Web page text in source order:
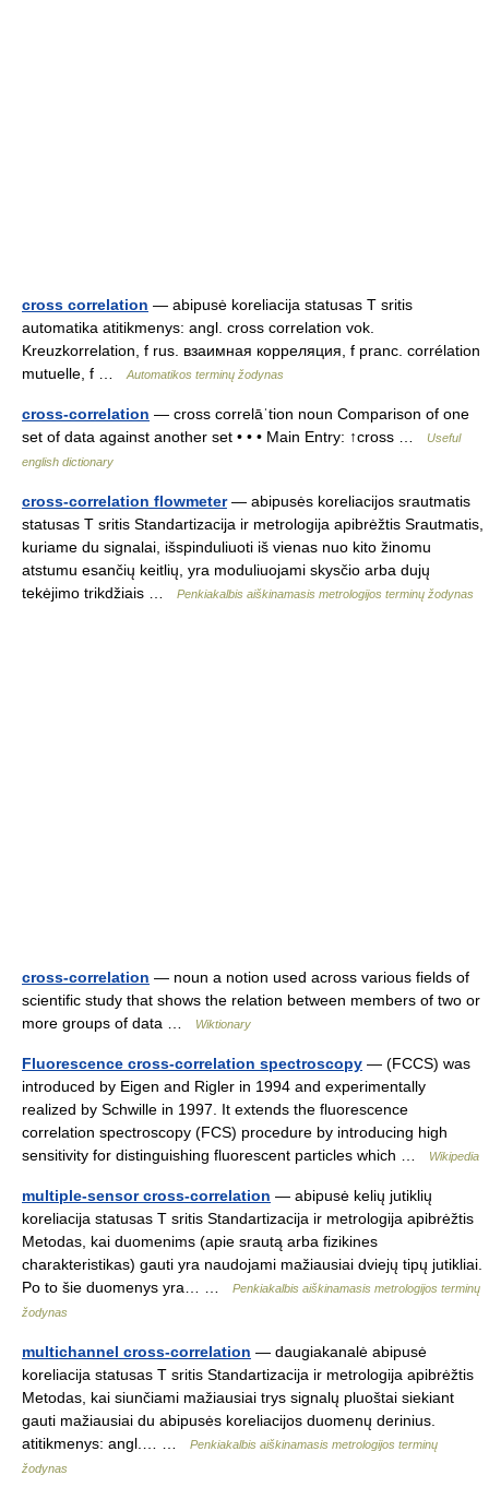
cross correlation — abipusė koreliacija statusas T sritis
automatika atitikmenys: angl. cross correlation vok.
Kreuzkorrelation, f rus. взаимная корреляция, f pranc. corrélation
mutuelle, f …
Automatikos terminų žodynas
cross-correlation — cross correlāˈtion noun Comparison of one
set of data against another set • • • Main Entry: ↑cross …
Useful
english dictionary
cross-correlation flowmeter— abipusės koreliacijos srautmatis
statusas T sritis Standartizacija ir metrologija apibrėžtis Srautmatis,
kuriame du signalai, išspinduliuoti iš vienas nuo kito žinomu
atstumu esančių keitlių, yra moduliuojami skysčio arba dujų
tekėjimo trikdžiais …
Penkiakalbis aiškinamasis metrologijos terminų žodynas
cross-correlation — noun a notion used across various fields of
scientific study that shows the relation between members of two or
more groups of data …
Wiktionary
Fluorescence cross-correlation spectroscopy — (FCCS) was
introduced by Eigen and Rigler in 1994 and experimentally
realized by Schwille in 1997. It extends the fluorescence
correlation spectroscopy (FCS) procedure by introducing high
sensitivity for distinguishing fluorescent particles which …
Wikipedia
multiple-sensor cross-correlation — abipusė kelių jutiklių
koreliacija statusas T sritis Standartizacija ir metrologija apibrėžtis
Metodas, kai duomenims (apie srautą arba fizikines
charakteristikas) gauti yra naudojami mažiausiai dviejų tipų jutikliai.
Po to šie duomenys yra… …
Penkiakalbis aiškinamasis metrologijos terminų
žodynas
multichannel cross-correlation — daugiakanalė abipusė
koreliacija statusas T sritis Standartizacija ir metrologija apibrėžtis
Metodas, kai siunčiami mažiausiai trys signalų pluoštai siekiant
gauti mažiausiai du abipusės koreliacijos duomenų derinius.
atitikmenys: angl.… …
Penkiakalbis aiškinamasis metrologijos terminų
žodynas